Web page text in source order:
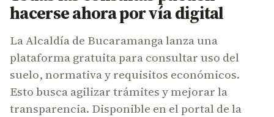
hacerse ahora por vía digital
La Alcaldía de Bucaramanga lanza una
plataforma gratuita para consultar uso del
suelo, normativa y requisitos económicos.
Esto busca agilizar trámites y mejorar la
transparencia. Disponible en el portal de la